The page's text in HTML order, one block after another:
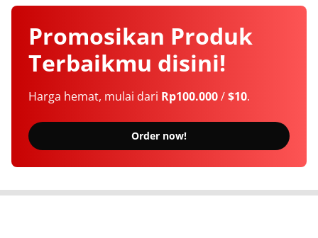
Promosikan Produk
Terbaikmu disini!
Harga hemat, mulai dari Rp100.000/$10.
Order now!